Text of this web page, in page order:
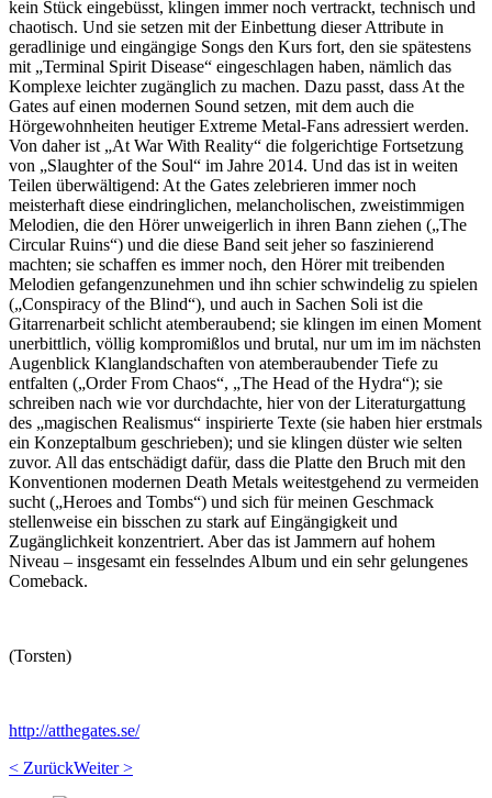
kein Stück eingebüsst, klingen immer noch vertrackt, technisch und
chaotisch. Und sie setzen mit der Einbettung dieser Attribute in
geradlinige und eingängige Songs den Kurs fort, den sie spätestens
mit „Terminal Spirit Disease“ eingeschlagen haben, nämlich das
Komplexe leichter zugänglich zu machen. Dazu passt, dass At the
Gates auf einen modernen Sound setzen, mit dem auch die
Hörgewohnheiten heutiger Extreme Metal-Fans adressiert werden.
Von daher ist „At War With Reality“ die folgerichtige Fortsetzung
von „Slaughter of the Soul“ im Jahre 2014. Und das ist in weiten
Teilen überwältigend: At the Gates zelebrieren immer noch
meisterhaft diese eindringlichen, melancholischen, zweistimmigen
Melodien, die den Hörer unweigerlich in ihren Bann ziehen („The
Circular Ruins“) und die diese Band seit jeher so faszinierend
machten; sie schaffen es immer noch, den Hörer mit treibenden
Melodien gefangenzunehmen und ihn schier schwindelig zu spielen
(„Conspiracy of the Blind“), und auch in Sachen Soli ist die
Gitarrenarbeit schlicht atemberaubend; sie klingen im einen Moment
unerbittlich, völlig kompromißlos und brutal, nur um im im nächsten
Augenblick Klanglandschaften von atemberaubender Tiefe zu
entfalten („Order From Chaos“, „The Head of the Hydra“); sie
schreiben nach wie vor durchdachte, hier von der Literaturgattung
des „magischen Realismus“ inspirierte Texte (sie haben hier erstmals
ein Konzeptalbum geschrieben); und sie klingen düster wie selten
zuvor. All das entschädigt dafür, dass die Platte den Bruch mit den
Konventionen modernen Death Metals weitestgehend zu vermeiden
sucht („Heroes and Tombs“) und sich für meinen Geschmack
stellenweise ein bisschen zu stark auf Eingängigkeit und
Zugänglichkeit konzentriert. Aber das ist Jammern auf hohem
Niveau – insgesamt ein fesselndes Album und ein sehr gelungenes
Comeback.
(Torsten)
http://atthegates.se/
< ZurückWeiter >